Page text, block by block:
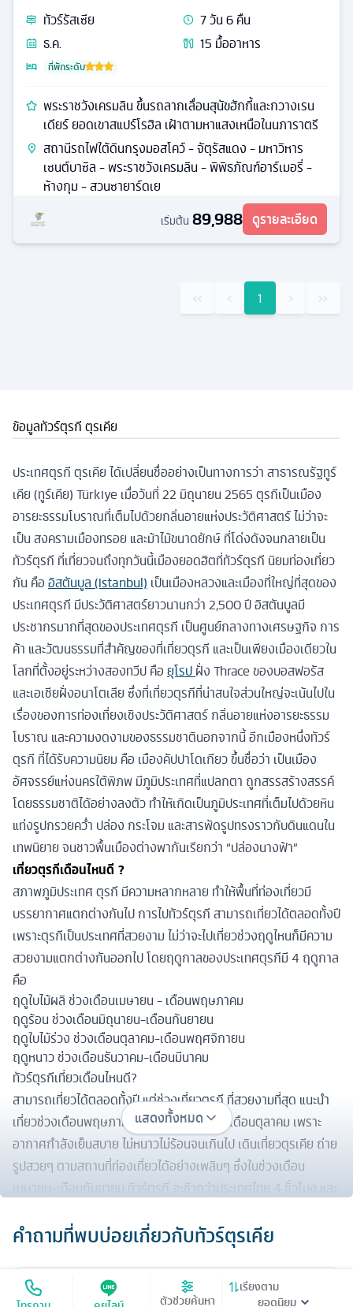
ตัวช่วยค้นหา
เรียงตาม
ทัวร์รัสเซีย 7วัน6คืน
ธ.ค.
15 มื้ออาหาร
ที่พักระดับ
พระราชวังเครมลิน ขึ้นรถลากเลื่อนสุนัขฮักกี้และกวางเรน
เดียร์ ยอดเขาสแปร์โรฮิล เฝ้าตามหาแสงเหนือในนภาราตรี
สถานีรถไฟใต้ดินกรุงมอสโคว์ - จัตุรัสแดง - มหาวิหาร
เซนต์บาซิล - พระราชวังเครมลิน - พิพิธภัณฑ์อาร์เมอรี่ -
ห้างกุม - สวนซายาร์ดเย
เริ่มต้น 89,988 ดูรายละเอียด
‹‹ ‹ 1 › ››
ข้อมูลทัวร์ตุรกี ตุรเคีย
ประเทศตุรกี ตุรเคีย ได้เปลี่ยนชื่ออย่างเป็นทางการว่า สาธารณรัฐทูร์
เคีย (ทูร์เคีย) Türkiye เมื่อวันที่ 22 มิถุนายน 2565 ตุรกีเป็นเมือง
อารยะธรรมโบราณที่เต็มไปด้วยกลิ่นอายแห่งประวัติศาสตร์ ไม่ว่าจะ
เป็น สงครามเมืองทรอย และม้าไม้ขนาดยักษ์ ที่โด่งดังจนกลายเป็น
ทัวร์ตุรกี ที่เที่ยวจนถึงทุกวันนี้เมืองยอดฮิตที่ทัวร์ตุรกี นิยมท่องเที่ยว
กัน คืออิสตันบูล (Istanbul) เป็นเมืองหลวงและเมืองที่ใหญ่ที่สุดของ
ประเทศตุรกี มีประวัติศาสตร์ยาวนานกว่า 2,500 ปี อิสตันบูลมี
ประชากรมากที่สุดของประเทศตุรกี เป็นศูนย์กลางทางเศรษฐกิจ การ
ค้า และวัฒนธรรมที่สำคัญของที่เที่ยวตุรกี และเป็นเพียงเมืองเดียวใน
โลกที่ตั้งอยู่ระหว่างสองทวีป คือยุโรปฝั่ง Thrace ของบอสฟอรัส
และเอเชียฝั่งอนาโตเลีย ซึ่งที่เที่ยวตุรกีที่น่าสนใจส่วนใหญ่จะเน้นไปใน
เรื่องของการท่องเที่ยงเชิงประวัติศาสตร์ กลิ่นอายแห่งอารยะธรรม
โบราณ และความงดงามของธรรมชาตินอกจากนี้ อีกเมืองหนึ่งทัวร์
ตุรกี ที่ได้รับความนิยม คือ เมืองคัปปาโดเกียว ขึ้นชื่อว่า เป็นเมือง
อัศจรรย์แห่งนครใต้พิภพ มีภูมิประเทศที่แปลกตา ถูกสรรสร้างสรรค์
โดยธรรมชาติได้อย่างลงตัว ทำให้เกิดเป็นภูมิประเทศที่เต็มไปด้วยหิน
แท่งรูปกรวยคว่ำ ปล่อง กระโจม และสารพัดรูปทรงราวกับดินแดนใน
เทพนิยาย จนชาวพื้นเมืองต่างพากันเรียกว่า “ปล่องนางฟ้า”
เที่ยวตุรกีเดือนไหนดี ?
สภาพภูมิประเทศ ตุรกี มีความหลากหลาย ทำให้พื้นที่ท่องเที่ยวมี
บรรยากาศแตกต่างกันไป การไปทัวร์ตุรกี สามารถเที่ยวได้ตลอดทั้งปี
เพราะตุรกีเป็นประเทศที่สวยงาม ไม่ว่าจะไปเที่ยวช่วงฤดูไหนก็มีความ
สวยงามแตกต่างกันออกไป โดยฤดูกาลของประเทศตุรกีมี 4 ฤดูกาล
คือ
ฤดูใบไม้ผลิ ช่วงเดือนเมษายน - เดือนพฤษภาคม
ฤดูร้อน ช่วงเดือนมิถุนายน-เดือนกันยายน
ฤดูใบไม้ร่วง ช่วงเดือนตุลาคม-เดือนพฤศจิกายน
ฤดูหนาว ช่วงเดือนธันวาคม-เดือนมีนาคม
ทัวร์ตุรกีเที่ยวเดือนไหนดี?
สามารถเที่ยวได้ตลอดทั้งปี แต่ช่วงเที่ยวตุรกี ที่สวยงามที่สุด แนะนำ
เที่ยวช่วงเดือนพฤษภาคม-เดือนมิถุนายน และเดือนตุลาคม เพราะ
อากาศกำลังเย็นสบาย ไม่หนาวไม่ร้อนจนเกินไป เดินเที่ยวตุรเคีย ถ่าย
รูปสวยๆ ตามสถานที่ท่องเที่ยวได้อย่างเพลินๆ ซึ่งในช่วงเดือน
เมษายน-เดือนกันยายน ทัวร์ตุรกี จะช้ากว่าประเทศไทย 4 ชั่วโมง และ
ชั่วโมง
สุเหร่าสีน้ำเงิน (blue mosque)
สุเหร่าสีน้ำเงิน อิสตันบูล สถานที่สำคัญทางศาสนา นับเป็น “แหล่ง
แสดงทั้งหมด
คำถามที่พบบ่อยเกี่ยวกับทัวร์ตุรเคีย
ทัวร์ตุรกีราคาเท่าไหร่?